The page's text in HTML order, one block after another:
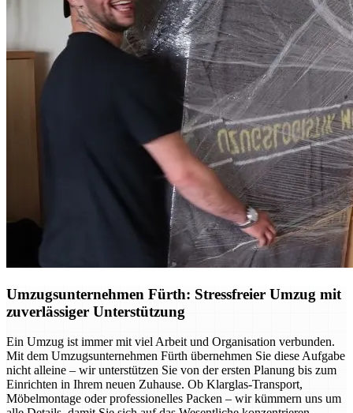
Umzugsunternehmen Fürth: Stressfreier Umzug mit
zuverlässiger Unterstützung
Ein Umzug ist immer mit viel Arbeit und Organisation verbunden.
Mit dem Umzugsunternehmen Fürth übernehmen Sie diese Aufgabe
nicht alleine – wir unterstützen Sie von der ersten Planung bis zum
Einrichten in Ihrem neuen Zuhause. Ob Klarglas-Transport,
Möbelmontage oder professionelles Packen – wir kümmern uns um